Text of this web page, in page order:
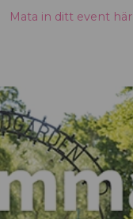
Mata in ditt event här